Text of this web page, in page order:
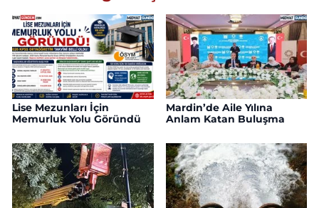
Lise Mezunları İçin
Memurluk Yolu Göründü
Mardin’de Aile Yılına
Anlam Katan Buluşma